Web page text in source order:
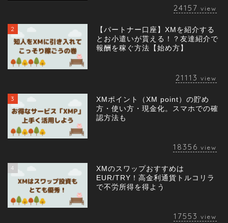
24157 view
2
【パートナー口座】XMを紹介する
とお小遣いが貰える！？友達紹介で
報酬を稼ぐ方法【始め方】
21113 view
3
XMポイント（XM point）の貯め
方・使い方・現金化。スマホでの確
認方法も
18356 view
4
XMのスワップおすすめは
EUR/TRY！高金利通貨トルコリラ
で不労所得を得よう
17553 view